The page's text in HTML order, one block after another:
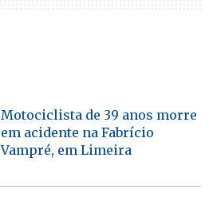
Motociclista de 39 anos morre
em acidente na Fabrício
Vampré, em Limeira